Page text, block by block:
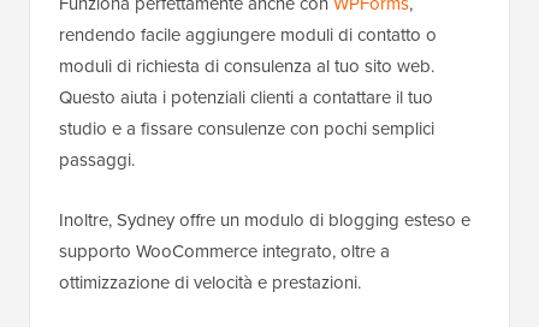
rendendo facile aggiungere moduli di contatto o
moduli di richiesta di consulenza al tuo sito web.
Questo aiuta i potenziali clienti a contattare il tuo
studio e a fissare consulenze con pochi semplici
passaggi.
Inoltre, Sydney offre un modulo di blogging esteso e
supporto WooCommerce integrato, oltre a
ottimizzazione di velocità e prestazioni.